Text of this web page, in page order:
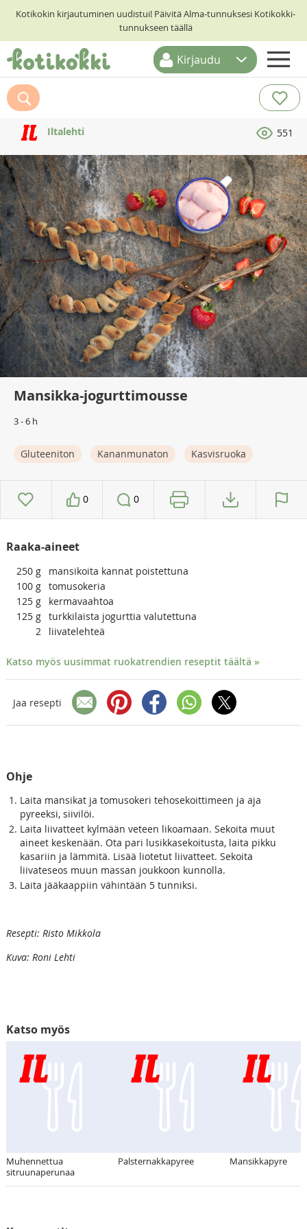
Kotikokin kirjautuminen uudistui! Päivitä Alma-tunnuksesi Kotikokki-
tunnukseen täällä
ETUSIVU
RESEPTIHAKU
RUOKATEEMAT
KESKUSTELUT
KOTIKOKIT
Kirjaudu
Iltalehti 551
Mansikka-jogurttimousse
3 - 6 h
Gluteeniton Kananmunaton Kasvisruoka
0 0
Raaka-aineet
250 g
mansikoita kannat poistettuna
100 g tomusokeria
125 g
kermavaahtoa
125 g turkkilaista jogurttia valutettuna
2
liivatelehteä
Katso myös uusimmat ruokatrendien reseptit täältä »
Jaa resepti
Ohje
Laita mansikat ja tomusokeri tehosekoittimeen ja aja
pyreeksi, siivilöi.
Laita liivatteet kylmään veteen likoamaan. Sekoita muut
aineet keskenään. Ota pari lusikkasekoitusta, laita pikku
kasariin ja lämmitä. Lisää liotetut liivatteet. Sekoita
liivateseos muun massan joukkoon kunnolla.
Laita jääkaappiin vähintään 5 tunniksi.
Resepti: Risto Mikkola
Kuva: Roni Lehti
Katso myös
Muhennettua
sitruunaperunaa
Palsternakkapyree Mansikkapyre